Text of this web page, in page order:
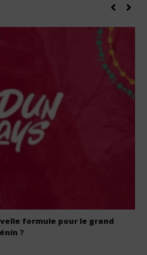
formule pour le grand
?